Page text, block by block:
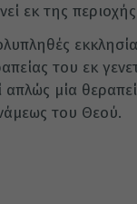
εκ της
του εκ
απλώς μία
του Θεού.